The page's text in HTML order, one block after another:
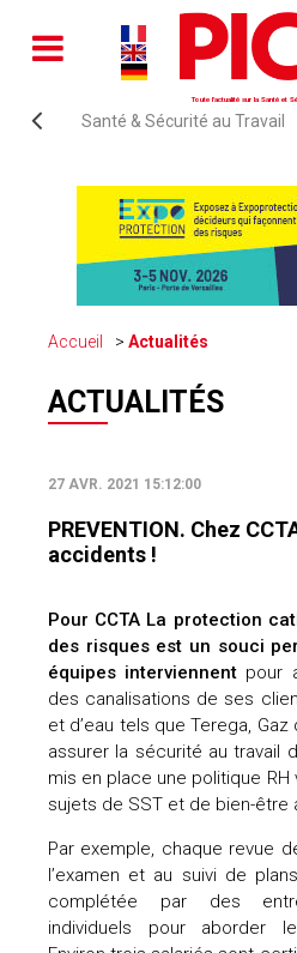
Toute l'actualité sur la Santé et
Santé & Sécurité au Travail
Accueil Actualités
ACTUALITÉS
27 AVR. 2021 15:12:00
PREVENTION. Chez
accidents !
Pour CCTA La protection
des risques est un souci
équipes interviennent pour
des canalisations de ses
et d’eau tels que Terega,
assurer la sécurité au travail
mis en place une politique
sujets de SST et de bien-être
Par exemple, chaque revue
l’examen et au suivi de
complétée par des
individuels pour aborder